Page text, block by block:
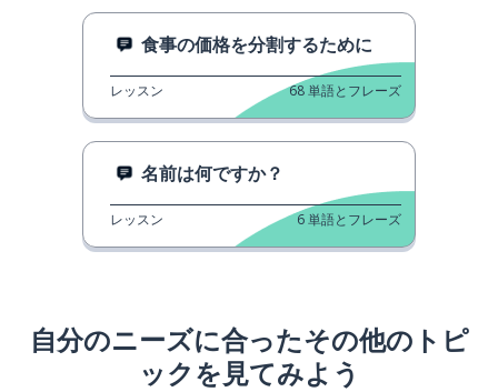
食事の価格を分割するために
レッスン 68単語とフレーズ
名前は何ですか？
レッスン 6単語とフレーズ
自分のニーズに合ったその他のトピ
ックを見てみよう